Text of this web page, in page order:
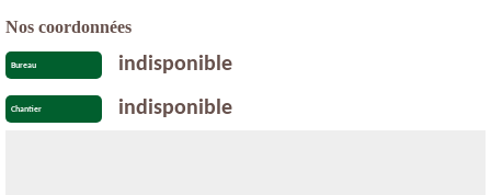
Nos coordonnées
Bureau indisponible
Chantier indisponible